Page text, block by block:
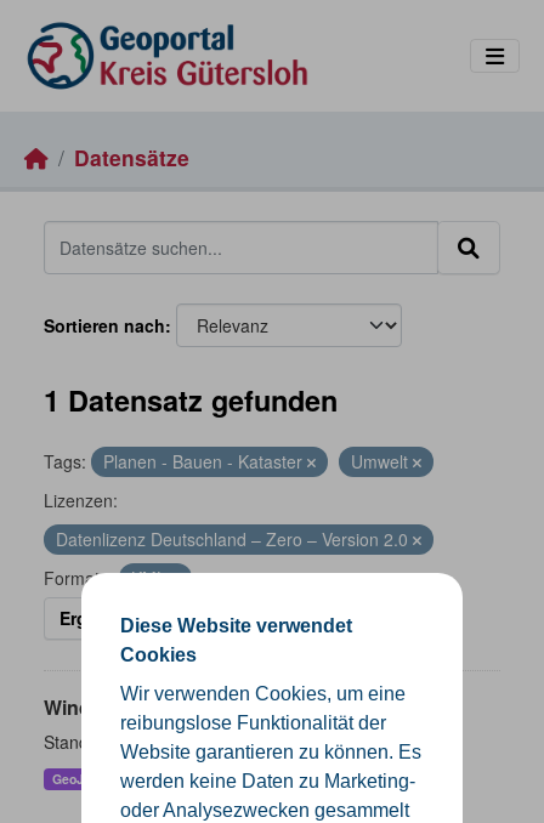
Diese Website verwendet
Cookies
Wir verwenden Cookies, um eine
reibungslose Funktionalität der
Website garantieren zu können. Es
werden keine Daten zu Marketing-
oder Analysezwecken gesammelt
Datensätze
Sortieren nach
1 Datensatz gefunden
Tags: Planen - Bauen - Kataster
Umwelt
Lizenzen:
Datenlizenz Deutschland – Zero – Version 2.0
Formate:
KML
Ergebnisse filtern
Windenergieanlagen
Standorte der Windenergieanlagen im Kreis Gütersloh
GeoJSON KML SHP